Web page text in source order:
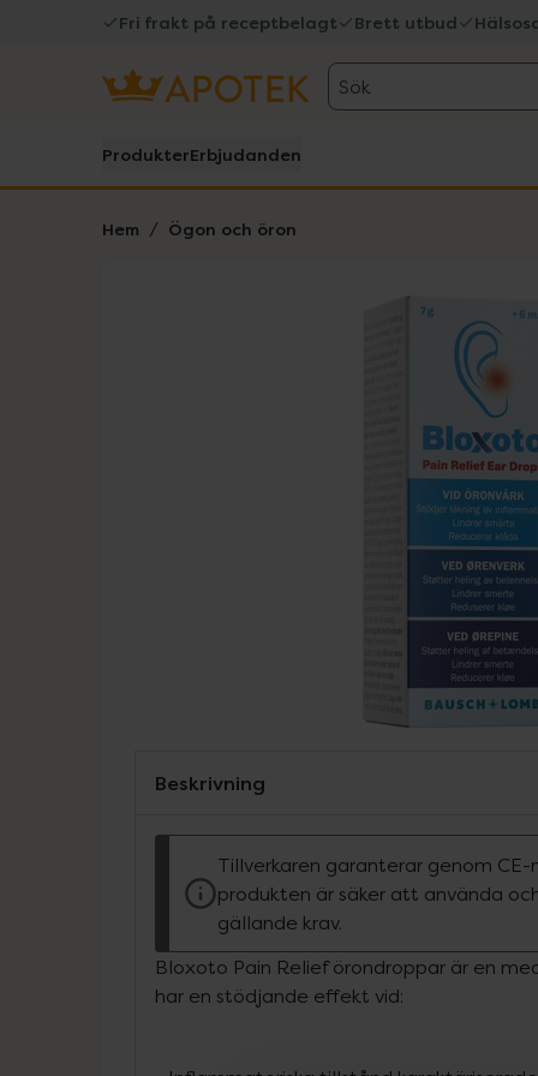
Fri frakt på receptbelagt Brett utbud
Sök
ProdukterErbjudanden
Hem Ögon och öron
Beskrivning
Tillverkaren garanterar genom
produkten är säker att använda
gällande krav.
Bloxoto Pain Relief örondroppar är en
har en stödjande effekt vid: